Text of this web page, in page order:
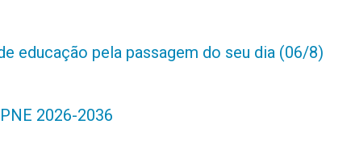
educação pela passagem do seu dia (06/8)
2026-2036